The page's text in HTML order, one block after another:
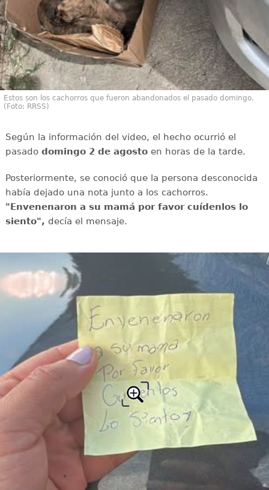
Estos son los cachorros que fueron abandonados el pasado domingo.
(Foto: RRSS)
Según la información del video, el hecho ocurrió el
pasado domingo 2 de agostoen horas de la tarde.
Posteriormente, se conoció que la persona desconocida
había dejado una nota junto a los cachorros.
"Envenenaron a su mamá por favor cuídenlos lo
siento", decía el mensaje.